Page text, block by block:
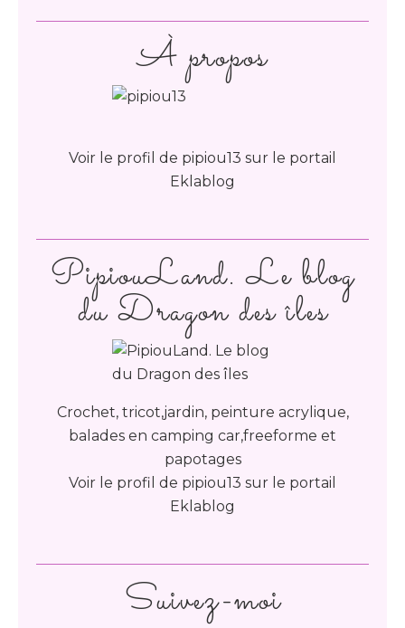
PipiouLand. Le blog
du Dragon des îles
Crochet, tricot,jardin, peinture acrylique,
balades en camping car,freeforme et
papotages
Voir le profil de pipiou13 sur le portail
Eklablog
Suivez-moi
À propos
Voir le profil de pipiou13 sur le portail
Eklablog